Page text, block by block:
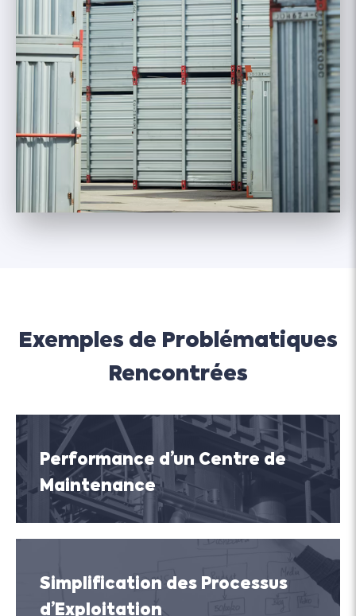
Exemples de Problématiques
Rencontrées
Performance d’un Centre de
Maintenance
Simplification des Processus
d’Exploitation